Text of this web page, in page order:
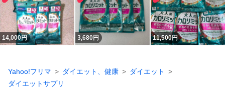
14,000円 3,680円 11,500円
Yahoo!フリマ ダイエット、健康
ダイエット
ダイエットサプリ